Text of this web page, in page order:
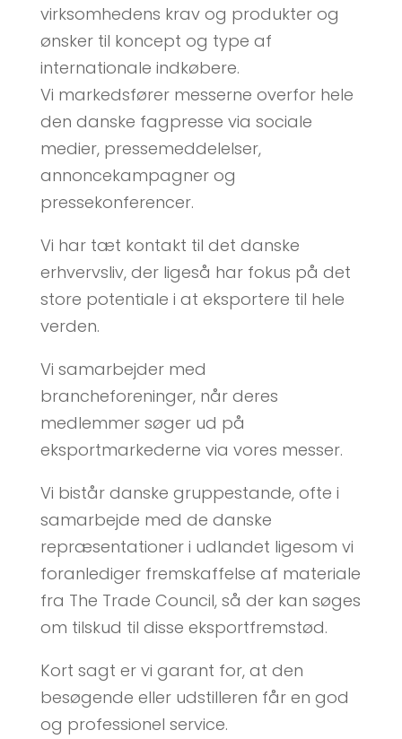
virksomhedens krav og produkter og
ønsker til koncept og type af
internationale indkøbere.
Vi markedsfører messerne overfor hele
den danske fagpresse via sociale
medier, pressemeddelelser,
annoncekampagner og
pressekonferencer.
Vi har tæt kontakt til det danske
erhvervsliv, der ligeså har fokus på det
store potentiale i at eksportere til hele
verden.
Vi samarbejder med
brancheforeninger, når deres
medlemmer søger ud på
eksportmarkederne via vores messer.
Vi bistår danske gruppestande, ofte i
samarbejde med de danske
repræsentationer i udlandet ligesom vi
foranlediger fremskaffelse af materiale
fra The Trade Council, så der kan søges
om tilskud til disse eksportfremstød.
Kort sagt er vi garant for, at den
besøgende eller udstilleren får en god
og professionel service.